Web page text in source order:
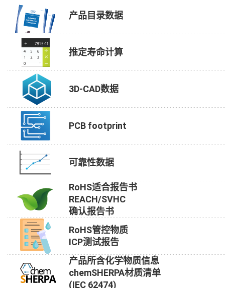
产品目录数据
推定寿命计算
3D-CAD数据
PCB footprint
可靠性数据
RoHS适合报告书
REACH/SVHC
确认报告书
RoHS管控物质
ICP测试报告
产品所含化学物质信息
chemSHERPA材质清单
(IEC 62474)